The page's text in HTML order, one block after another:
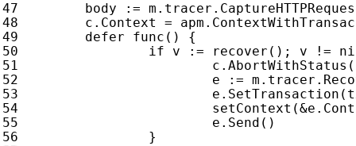
body
:= m . tracer .
c . Context = apm .
defer
func ()
{
if
v := recover (); v !=
c . AbortWithStatus (
e
:= m . tracer .
e . SetTransaction (
setContext (&e .
e . Send ()
}